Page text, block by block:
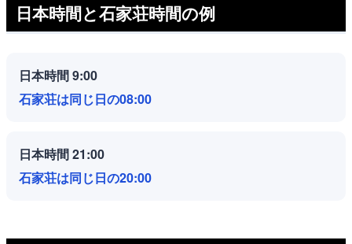
日本時間と石家荘時間の例
日本時間 9:00
石家荘は同じ日の08:00
日本時間 21:00
石家荘は同じ日の20:00